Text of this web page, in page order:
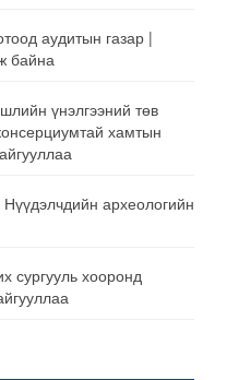
аудитын газар |
байна
үнэлгээний төв
хамтын
археологийн
хооронд